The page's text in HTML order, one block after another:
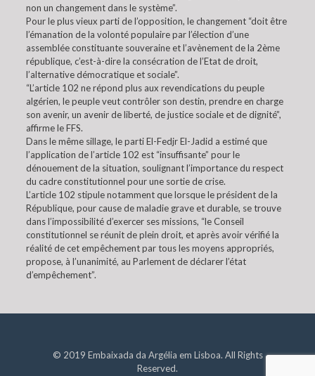
non un changement dans le système”.
Pour le plus vieux parti de l’opposition, le changement “doit être
l’émanation de la volonté populaire par l’élection d’une
assemblée constituante souveraine et l’avènement de la 2ème
république, c’est-à-dire la consécration de l’Etat de droit,
l’alternative démocratique et sociale”.
“L’article 102 ne répond plus aux revendications du peuple
algérien, le peuple veut contrôler son destin, prendre en charge
son avenir, un avenir de liberté, de justice sociale et de dignité”,
affirme le FFS.
Dans le même sillage, le parti El-Fedjr El-Jadid a estimé que
l’application de l’article 102 est “insuffisante” pour le
dénouement de la situation, soulignant l’importance du respect
du cadre constitutionnel pour une sortie de crise.
L’article 102 stipule notamment que lorsque le président de la
République, pour cause de maladie grave et durable, se trouve
dans l’impossibilité d’exercer ses missions, “le Conseil
constitutionnel se réunit de plein droit, et après avoir vérifié la
réalité de cet empêchement par tous les moyens appropriés,
propose, à l’unanimité, au Parlement de déclarer l’état
d’empêchement”.
© 2019 Embaixada da Argélia em Lisboa. All Rights
Reserved.